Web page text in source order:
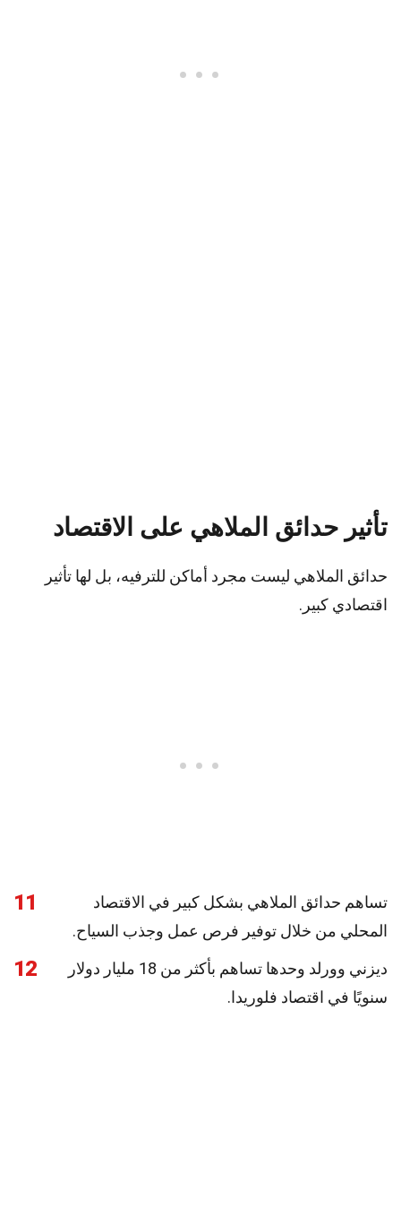
تأثير حدائق الملاهي على الاقتصاد
حدائق الملاهي ليست مجرد أماكن للترفيه، بل لها تأثير
اقتصادي كبير.
11
تساهم حدائق الملاهي بشكل كبير في الاقتصاد
المحلي من خلال توفير فرص عمل وجذب السياح.
12
ديزني وورلد وحدها تساهم بأكثر من 18 مليار دولار
سنويًا في اقتصاد فلوريدا.